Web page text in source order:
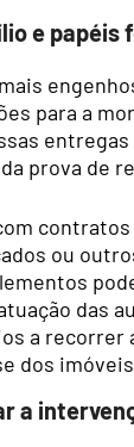
e papéis
para a
prova de
contratos
ou
das
a recorrer
dos
a